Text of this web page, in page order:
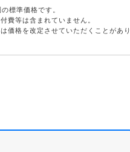
標準価格です。
費等は含まれていません。
価格を改定させていただくことがあり